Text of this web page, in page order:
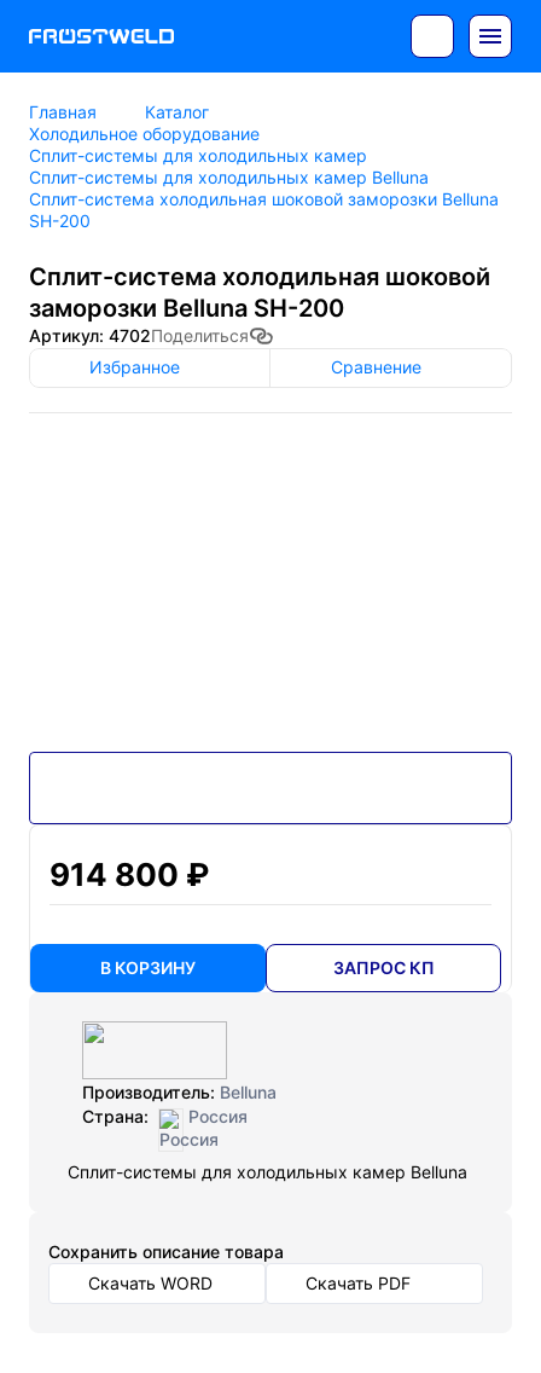
Главная
Каталог
Холодильное оборудование
Сплит-системы для холодильных камер
Сплит-системы для холодильных камер Belluna
Сплит-система холодильная шоковой заморозки Belluna
SH-200
Сплит-система холодильная шоковой
заморозки Belluna SH-200
Артикул: 4702Поделиться
Избранное
Сравнение
914 800 ₽
В КОРЗИНУ ЗАПРОС КП
Производитель: Belluna
Страна:
Россия
Сплит-системы для холодильных камер Belluna
Cохранить описание товара
Скачать WORD
Скачать PDF